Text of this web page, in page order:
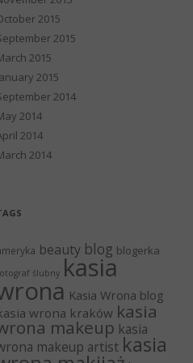
2015
2015
2015
2015
2014
2014
2014
2014
beauty blog blogerka
ślubny kasia
Kasia Wrona blog
wrona kraków kasia
makeup kasia
makeup artist kasia